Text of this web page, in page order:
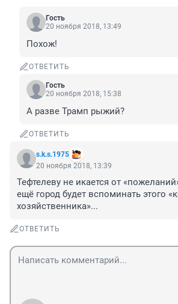
Гость
20 ноября 2018, 13:49
Похож!
ОТВЕТИТЬ
Гость
20 ноября 2018, 15:38
А разве Трамп рыжий?
ОТВЕТИТЬ
s.k.s.1975
20 ноября 2018, 13:39
Тефтелеву не икается от
ещё город будет вспоминать этого
хозяйственника»...
ОТВЕТИТЬ